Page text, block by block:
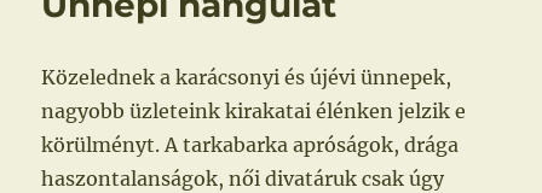
Közelednek a karácsonyi és újévi ünnepek,
nagyobb üzleteink kirakatai élénken jelzik e
körülményt. A tarkabarka apróságok, drága
haszontalanságok, női divatáruk csak úgy